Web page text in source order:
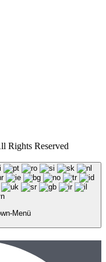
Rights Reserved